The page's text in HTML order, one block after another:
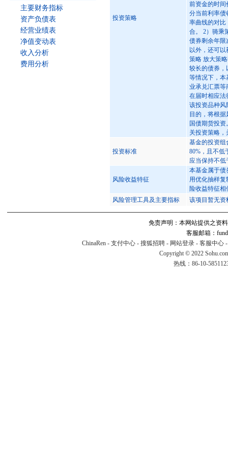
主要财务指标
资产负债表
经营业绩表
净值变动表
收入分析
费用分析
投资策略
前资金的时间
分当前利率债
率曲线的对比
合。 2）骑乘
债券剩余年限
以外，还可
策略 放大策
较长的债券，
等情况下，本
业承兑汇票等
在届时相应法
该投资品种风
目的，将根
国债期货投
关投资策略
投资标准
基金的投资组
80%，且不低
应当保持不低
风险收益特征
本基金属于债
用优化抽样
险收益特征相
风险管理工具及主要指标
该项目暂无资
免责声明：本网站提供之资
客服邮箱：
ChinaRen - 支付中心 - 搜狐招聘 - 网站登录 - 客服中心
Copyright © 2022
热线：86-10-